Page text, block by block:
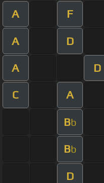
A F
A D
A D
C A
Bb
Bb
D